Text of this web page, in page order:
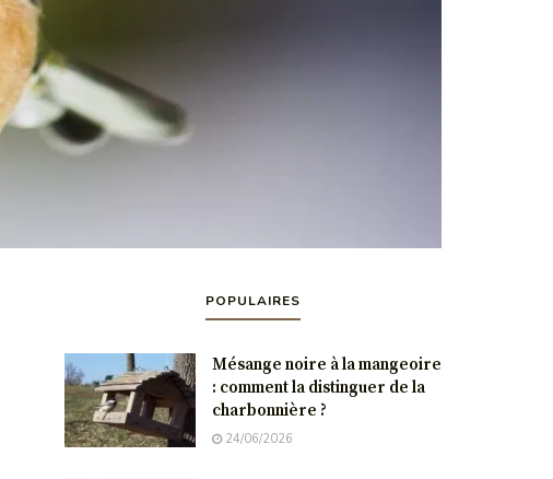
POPULAIRES
Mésange noire à la mangeoire
: comment la distinguer de la
charbonnière ?
24/06/2026